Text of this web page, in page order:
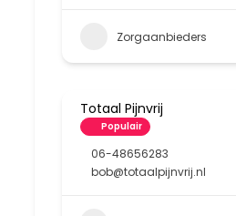
Zorgaanbieders
Totaal Pijnvrij
Populair
06-48656283
bob@totaalpijnvrij.nl